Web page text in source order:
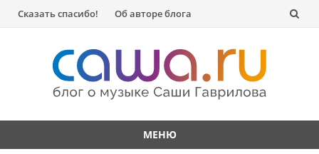
Перейти
содержанию
Сказать спасибо! Об авторе блога
МЕНЮ